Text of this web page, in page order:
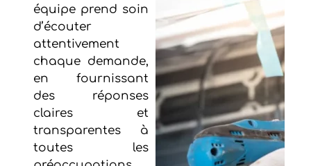
équipe prend soin
d’écouter
attentivement
chaque demande,
en fournissant
des réponses
claires et
transparentes à
toutes les